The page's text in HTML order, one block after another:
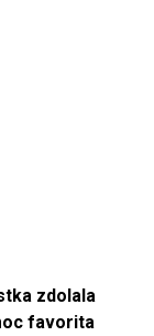
zdolala
favorita